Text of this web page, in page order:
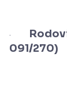
·
091/270)